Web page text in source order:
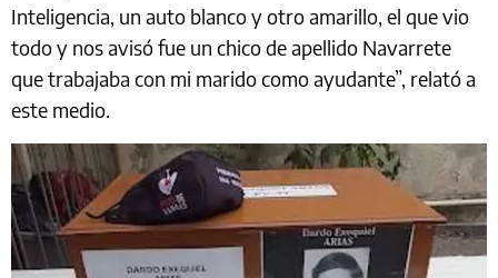
Inteligencia, un auto blanco y otro amarillo, el que vio
todo y nos avisó fue un chico de apellido Navarrete
que trabajaba con mi marido como ayudante”, relató a
este medio.